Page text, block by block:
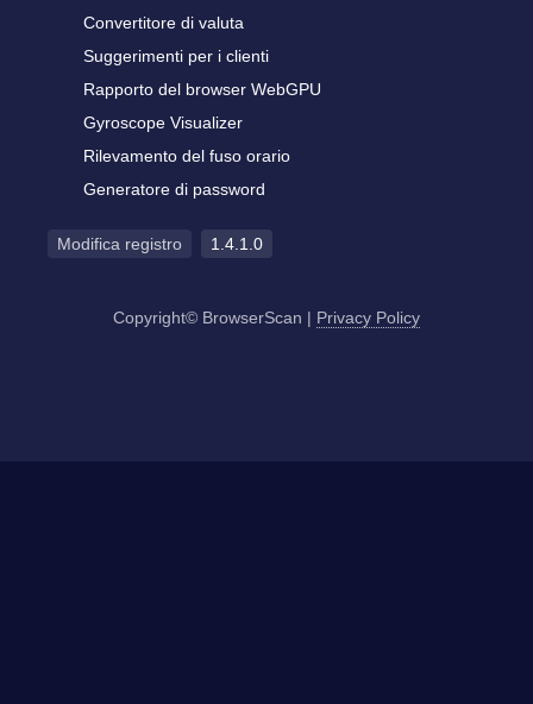
Convertitore di valuta
Suggerimenti per i clienti
Rapporto del browser WebGPU
Gyroscope Visualizer
Rilevamento del fuso orario
Generatore di password
Modifica registro 1.4.1.0
Copyright© BrowserScan | Privacy Policy